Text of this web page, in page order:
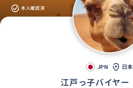
本人確認済
JPN 日本
江戸っ子バイヤー